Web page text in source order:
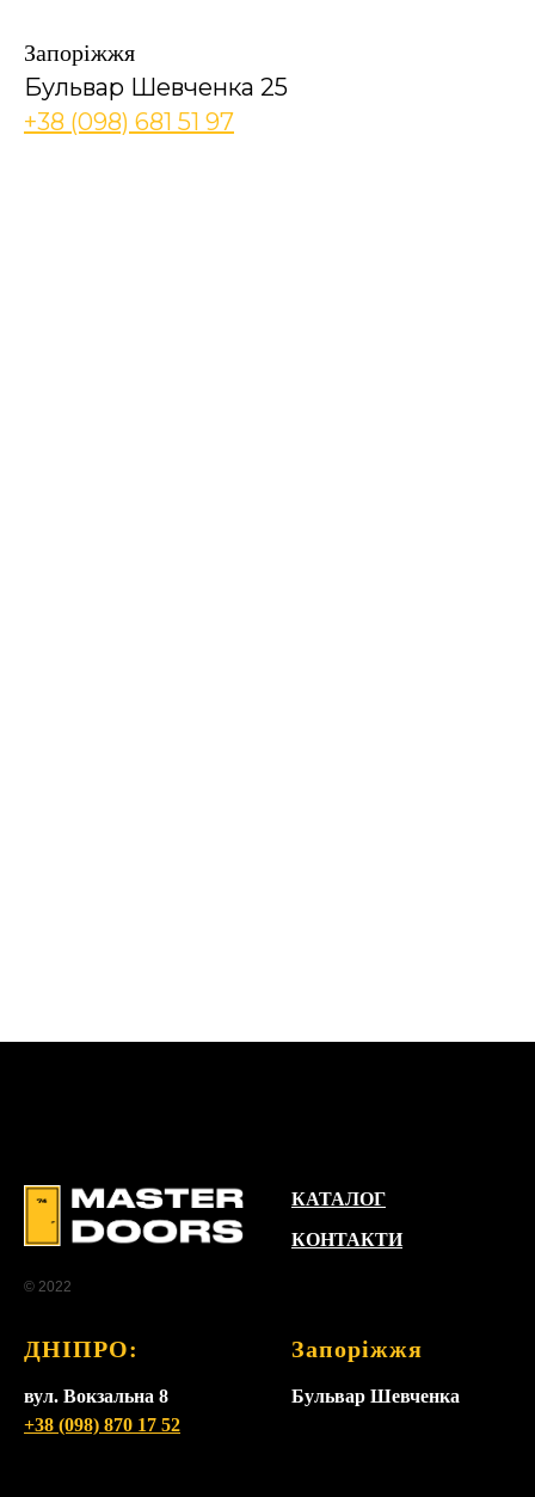
Запоріжжя
Бульвар Шевченка 25
+38 (098) 681 51 97
© 2022
КАТАЛОГ
КОНТАКТИ
ДНІПРО:
вул. Вокзальна 8
+38 (098) 870 17 52
Запоріжжя
Бульвар Шевченка